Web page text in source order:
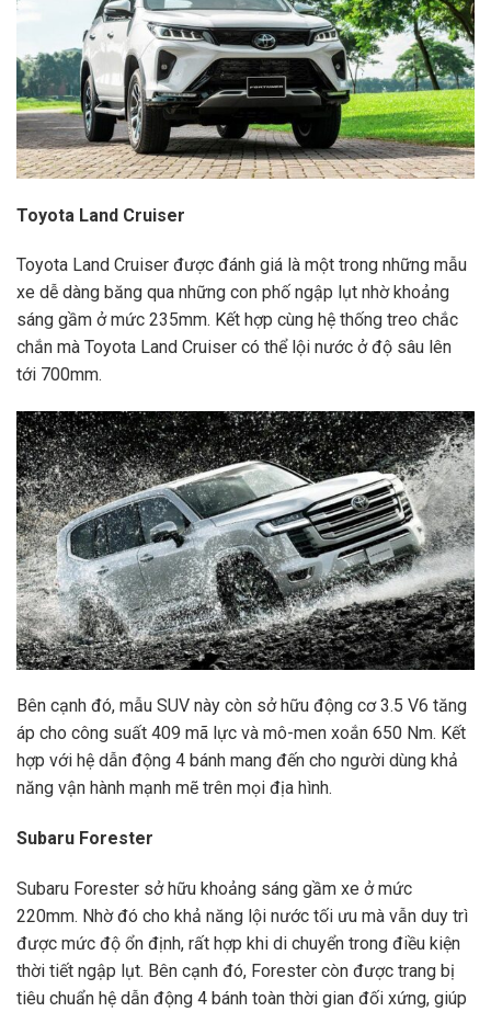
Toyota Land Cruiser
Toyota Land Cruiser được đánh giá là một trong những mẫu
xe dễ dàng băng qua những con phố ngập lụt nhờ khoảng
sáng gầm ở mức 235mm. Kết hợp cùng hệ thống treo chắc
chắn mà Toyota Land Cruiser có thể lội nước ở độ sâu lên
tới 700mm.
Bên cạnh đó, mẫu SUV này còn sở hữu động cơ 3.5 V6 tăng
áp cho công suất 409 mã lực và mô-men xoắn 650 Nm. Kết
hợp với hệ dẫn động 4 bánh mang đến cho người dùng khả
năng vận hành mạnh mẽ trên mọi địa hình.
Subaru Forester
Subaru Forester sở hữu khoảng sáng gầm xe ở mức
220mm. Nhờ đó cho khả năng lội nước tối ưu mà vẫn duy trì
được mức độ ổn định, rất hợp khi di chuyển trong điều kiện
thời tiết ngập lụt. Bên cạnh đó, Forester còn được trang bị
tiêu chuẩn hệ dẫn động 4 bánh toàn thời gian đối xứng, giúp